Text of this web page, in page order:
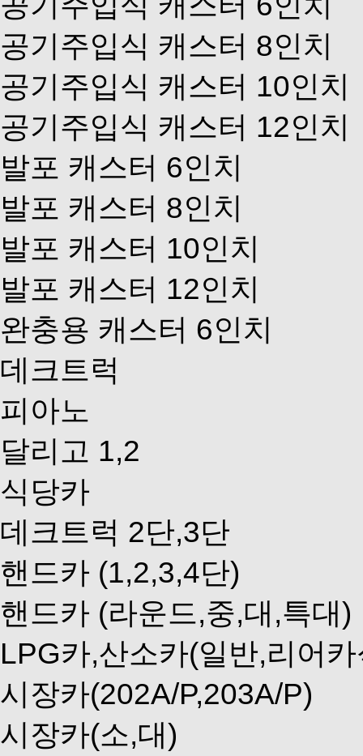
공기주입식 캐스터 8인치
공기주입식 캐스터 10인치
공기주입식 캐스터 12인치
발포 캐스터 6인치
발포 캐스터 8인치
발포 캐스터 10인치
발포 캐스터 12인치
완충용 캐스터 6인치
데크트럭
피아노
달리고 1,2
식당카
데크트럭 2단,3단
핸드카 (1,2,3,4단)
핸드카 (라운드,중,대,특대)
LPG카,산소카(일반,리어
시장카(202A/P,203A/P)
시장카(소,대)